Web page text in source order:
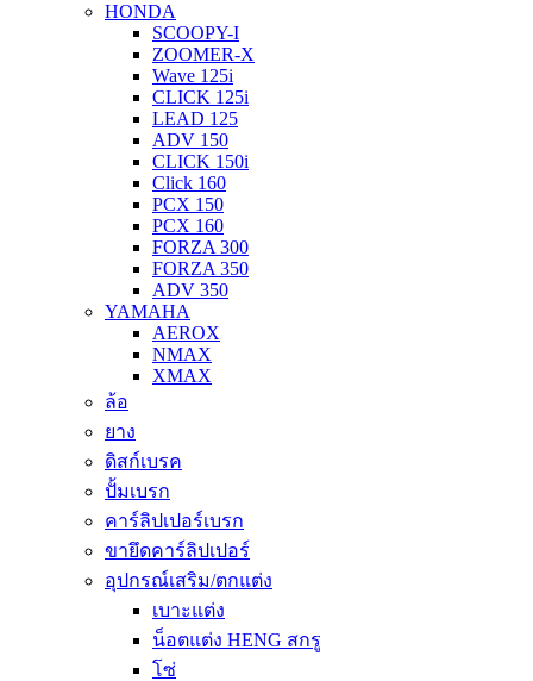
HONDA
SCOOPY-I
ZOOMER-X
Wave 125i
CLICK 125i
LEAD 125
ADV 150
CLICK 150i
Click 160
PCX 150
PCX 160
FORZA 300
FORZA 350
ADV 350
YAMAHA
AEROX
NMAX
XMAX
ล้อ
ยาง
ดิสก์เบรค
ปั้มเบรก
คาร์ลิปเปอร์เบรก
ขายึดคาร์ลิปเปอร์
อุปกรณ์เสริม/ตกแต่ง
เบาะแต่ง
น็อตแต่ง HENG สกรู
โซ่